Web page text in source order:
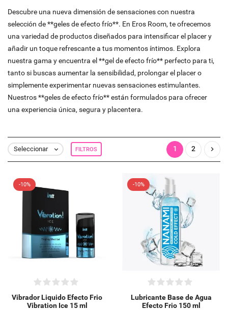
Descubre una nueva dimensión de sensaciones con nuestra
selección de **geles de efecto frío**. En Eros Room, te ofrecemos
una variedad de productos diseñados para intensificar el placer y
añadir un toque refrescante a tus momentos íntimos. Explora
nuestra gama y encuentra el **gel de efecto frío** perfecto para ti,
tanto si buscas aumentar la sensibilidad, prolongar el placer o
simplemente experimentar nuevas sensaciones estimulantes.
Nuestros **geles de efecto frío** están formulados para ofrecer
una experiencia única, segura y placentera.
Seleccionar  FILTROS 1 2 
-10%
Vibrador Liquido Efecto Frio
Vibration Ice 15 ml
-10%
Lubricante Base de Agua
Efecto Frio 150 ml